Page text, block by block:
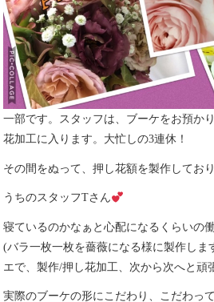
一部です。スタッフは、ブーケをお預か
花加工に入ります。大忙しの3連休！
その間をぬって、押し花額を製作しており
うちのスタッフTさん
寝ているのかなぁと心配になるくらいの
(バラ一枚一枚を薔薇になる様に製作しま
エで、製作/押し花加工、次から次へと頑
実際のブーケの形にこだわり、こだわっ